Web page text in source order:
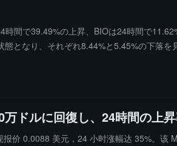
間で39.49%の上昇、BIOは24時間で
となり、それぞれ8.44%と5.45%の下落
ドルに回復し、24時間の上昇
价 0.0088 美元，24 小时涨幅达 35%。该